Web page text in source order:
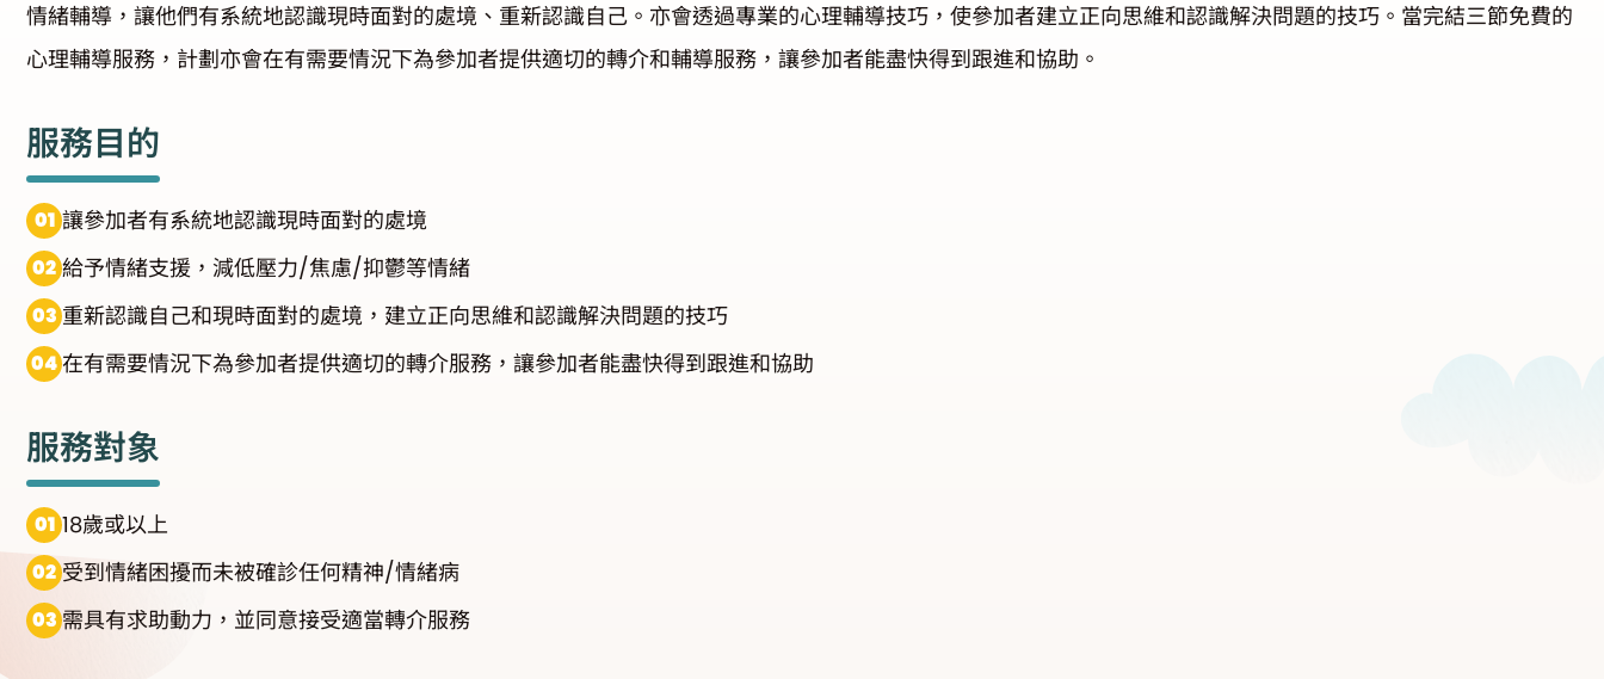
「歇一歇」照顧者資源中心
聯絡我們
情緒輔導，讓他們有系統地認識現時面對的處境、重新認識自己。亦會透過專業的心理輔導技巧，使參加者建立正向思維和認識解決問題的技巧。當完結三節免費的
心理輔導服務，計劃亦會在有需要情況下為參加者提供適切的轉介和輔導服務，讓參加者能盡快得到跟進和協助。
服務目的
讓參加者有系統地認識現時面對的處境
給予情緒支援，減低壓力/焦慮/抑鬱等情緒
重新認識自己和現時面對的處境，建立正向思維和認識解決問題的技巧
在有需要情況下為參加者提供適切的轉介服務，讓參加者能盡快得到跟進和協助
服務對象
18歲或以上
受到情緒困擾而未被確診任何精神/情緒病
需具有求助動力，並同意接受適當轉介服務